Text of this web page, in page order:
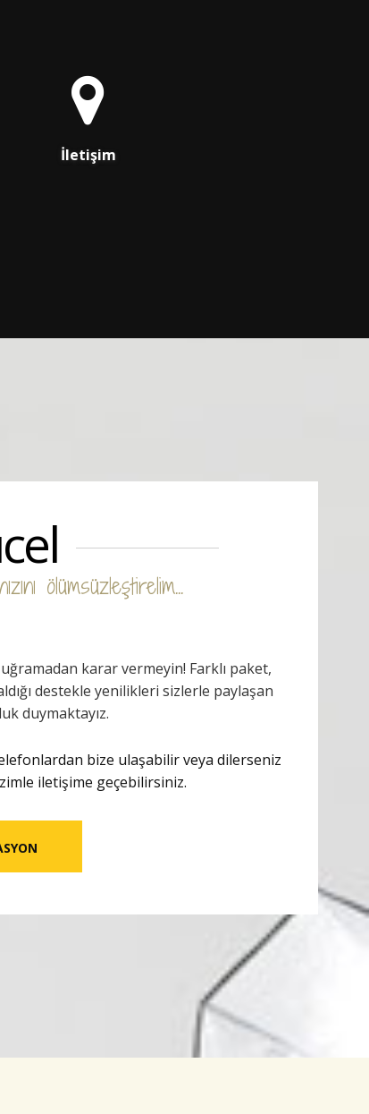
İletişim
ölümsüzleştirelim...
karar vermeyin! Farklı paket,
destekle yenilikleri sizlerle paylaşan
duymaktayız.
bize ulaşabilir veya dilerseniz
iletişime geçebilirsiniz.